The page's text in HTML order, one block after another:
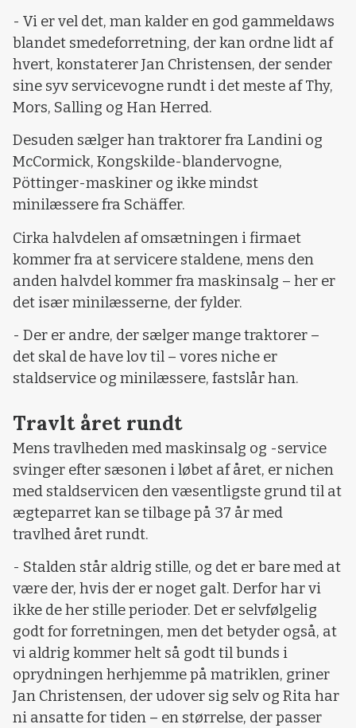
- Vi er vel det, man kalder en god gammeldaws
blandet smedeforretning, der kan ordne lidt af
hvert, konstaterer Jan Christensen, der sender
sine syv servicevogne rundt i det meste af Thy,
Mors, Salling og Han Herred.
Desuden sælger han traktorer fra Landini og
McCormick, Kongskilde-blandervogne,
Pöttinger-maskiner og ikke mindst
minilæssere fra Schäffer.
Cirka halvdelen af omsætningen i firmaet
kommer fra at servicere staldene, mens den
anden halvdel kommer fra maskinsalg – her er
det især minilæsserne, der fylder.
- Der er andre, der sælger mange traktorer –
det skal de have lov til – vores niche er
staldservice og minilæssere, fastslår han.
Travlt året rundt
Mens travlheden med maskinsalg og -service
svinger efter sæsonen i løbet af året, er nichen
med staldservicen den væsentligste grund til at
ægteparret kan se tilbage på 37 år med
travlhed året rundt.
- Stalden står aldrig stille, og det er bare med at
være der, hvis der er noget galt. Derfor har vi
ikke de her stille perioder. Det er selvfølgelig
godt for forretningen, men det betyder også, at
vi aldrig kommer helt så godt til bunds i
oprydningen herhjemme på matriklen, griner
Jan Christensen, der udover sig selv og Rita har
ni ansatte for tiden – en størrelse, der passer